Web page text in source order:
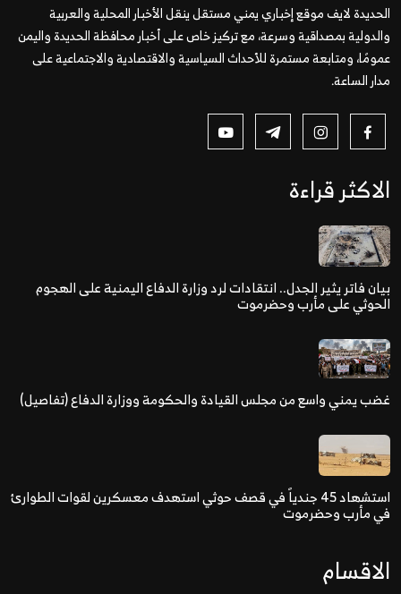
الحديدة لايف موقع إخباري يمني مستقل ينقل الأخبار المحلية والعربية
والدولية بمصداقية وسرعة، مع تركيز خاص على أخبار محافظة الحديدة واليمن
عمومًا، ومتابعة مستمرة للأحداث السياسية والاقتصادية والاجتماعية على
مدار الساعة.
الاكثر قراءة
بيان فاتر يثير الجدل.. انتقادات لرد وزارة الدفاع اليمنية على الهجوم
الحوثي على مأرب وحضرموت
غضب يمني واسع من مجلس القيادة والحكومة ووزارة الدفاع (تفاصيل)
استشهاد 45 جندياً في قصف حوثي استهدف معسكرين لقوات الطوارئ
في مأرب وحضرموت
الاقسام